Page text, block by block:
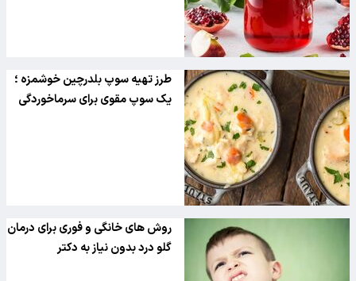
طرز تهیه سوپ بلدرچین خوشمزه ؛
یک سوپ مقوی برای سرماخوردگی
روش های خانگی و فوری برای درمان
گلو درد بدون نیاز به دکتر